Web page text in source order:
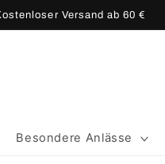
Versand ab 60 €
Besondere Anlässe